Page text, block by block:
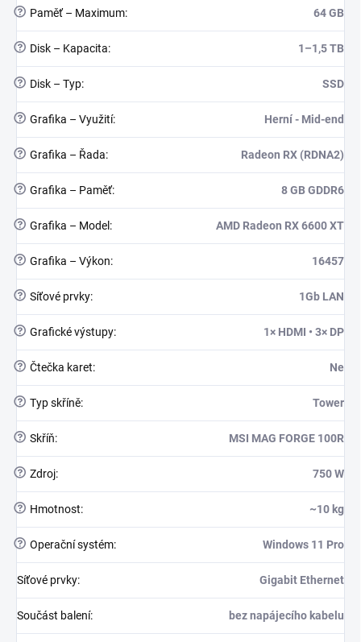
? Paměť – Maximum: 64 GB
? Disk – Kapacita: 1–1,5 TB
? Disk – Typ: SSD
? Grafika – Využití: Herní - Mid-end
? Grafika – Řada: Radeon RX (RDNA2)
? Grafika – Paměť: 8 GB GDDR6
? Grafika – Model : AMD Radeon RX 6600 XT
? Grafika – Výkon: 16457
? Síťové prvky: 1Gb LAN
? Grafické výstupy: 1× HDMI • 3× DP
? Čtečka karet: Ne
? Typ skříně: Tower
? Skříň: MSI MAG FORGE 100R
? Zdroj: 750 W
? Hmotnost: ~10 kg
? Operační systém: Windows 11 Pro
Síťové prvky: Gigabit Ethernet
Součást balení: bez napájecího kabelu